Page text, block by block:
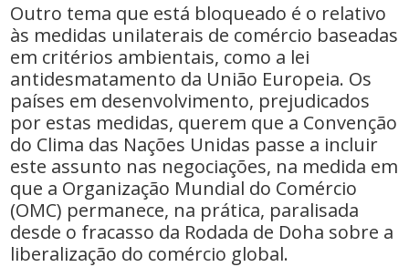
Outro tema que está bloqueado é o relativo
às medidas unilaterais de comércio baseadas
em critérios ambientais, como a lei
antidesmatamento da União Europeia. Os
países em desenvolvimento, prejudicados
por estas medidas, querem que a Convenção
do Clima das Nações Unidas passe a incluir
este assunto nas negociações, na medida em
que a Organização Mundial do Comércio
(OMC) permanece, na prática, paralisada
desde o fracasso da Rodada de Doha sobre a
liberalização do comércio global.